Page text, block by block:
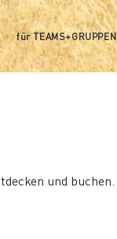
für TEAMS+GRUPPEN
und buchen.